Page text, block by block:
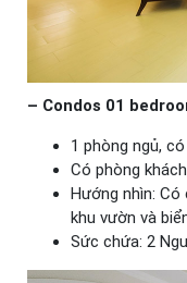
– Condos 01
1 phòng ngủ,
Có phòng
Hướng nhìn:
khu vườn và
Sức chứa: 2